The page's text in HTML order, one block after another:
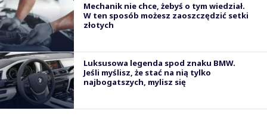
Mechanik nie chce, żebyś o tym wiedział.
W ten sposób możesz zaoszczędzić setki
złotych
Luksusowa legenda spod znaku BMW.
Jeśli myślisz, że stać na nią tylko
najbogatszych, mylisz się